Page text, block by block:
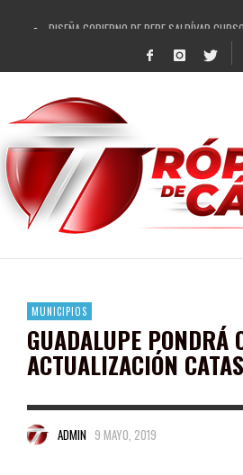
DISEÑA GOBIERNO DE PEPE SALDÍVAR
REFRENDAN LOS 28 DELEGADOS Y 14
FORTALECE GOBIERNO DE PEPE SALDÍVAR
GOBIERNO DE PEPE SALDÍVAR Y GRUPO
CUARTA FERIA EXPO AGROPECUARIA
RECONOCE PEPE SALDÍVAR A ARTISTA
EGRESA GOBIERNO DE PEPE
SON MUJERES GUADALUPENSES
MUNICIPIOS
GUADALUPE PONDRÁ
ACTUALIZACIÓN
ADMIN 9 MAYO, 2019